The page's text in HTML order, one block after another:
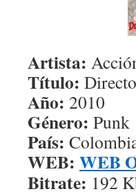
Artista:
Título:
Año: 2010
Género: Punk
País:
WEB: WEB
Bitrate: 192